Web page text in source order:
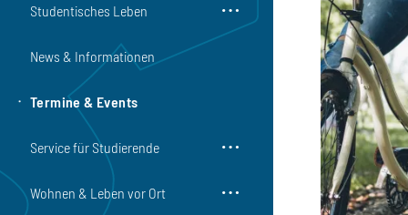
Studentisches Leben
News & Informationen
Termine & Events
Service für Studierende
Wohnen & Leben vor Ort